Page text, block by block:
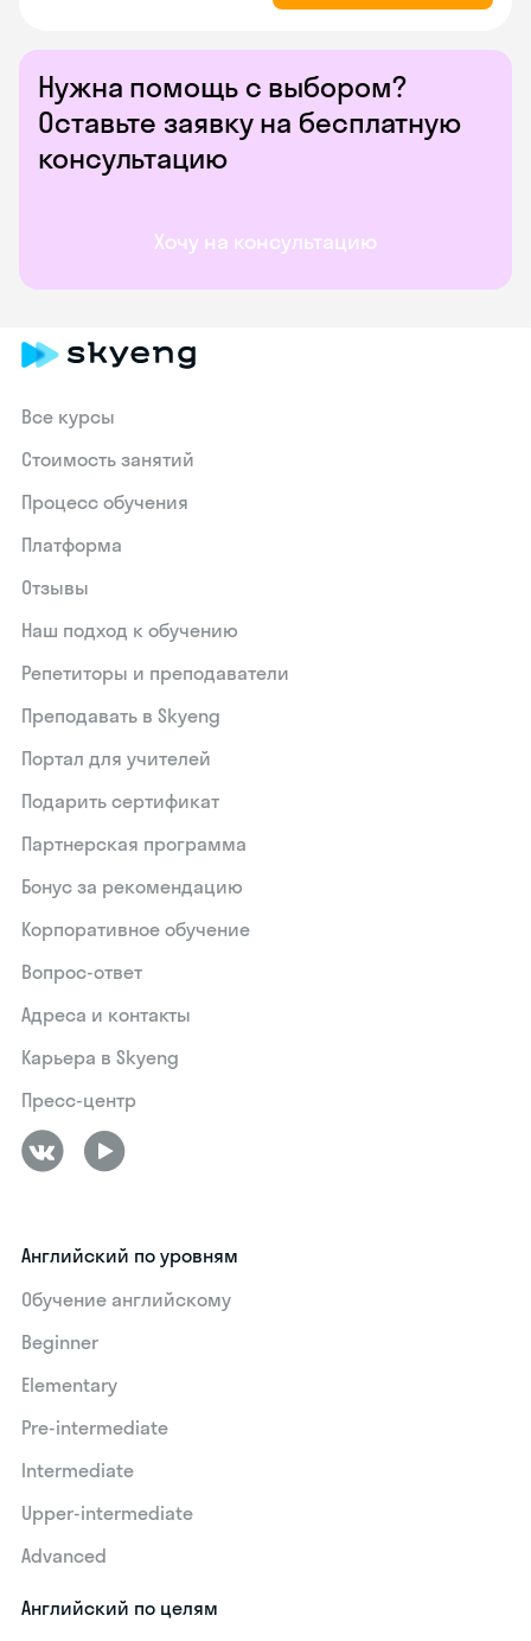
Нужна помощь с выбором?
Оставьте заявку на бесплатную
консультацию
Хочу на консультацию
Все курсы
Стоимость занятий
Процесс обучения
Платформа
Отзывы
Наш подход к обучению
Репетиторы и преподаватели
Преподавать в Skyeng
Портал для учителей
Подарить сертификат
Партнерская программа
Бонус за рекомендацию
Корпоративное обучение
Вопрос-ответ
Адреса и контакты
Карьера в Skyeng
Пресс-центр
Английский по уровням
Обучение английскому
Beginner
Elementary
Pre-intermediate
Intermediate
Upper-intermediate
Advanced
Английский по целям